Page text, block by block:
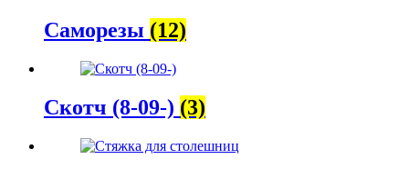
Саморезы (12)
Скотч (8-09-) (3)